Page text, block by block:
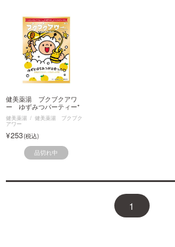
健美薬湯 ブクブクアワ
ー ゆずみつパーティー*
健美薬湯 健美薬湯 ブクブク
アワー
253
品切れ中
1